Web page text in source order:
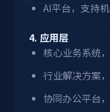
AI平台，支持
4. 应用层
核心业务系统
行业解决方案
协同办公平台